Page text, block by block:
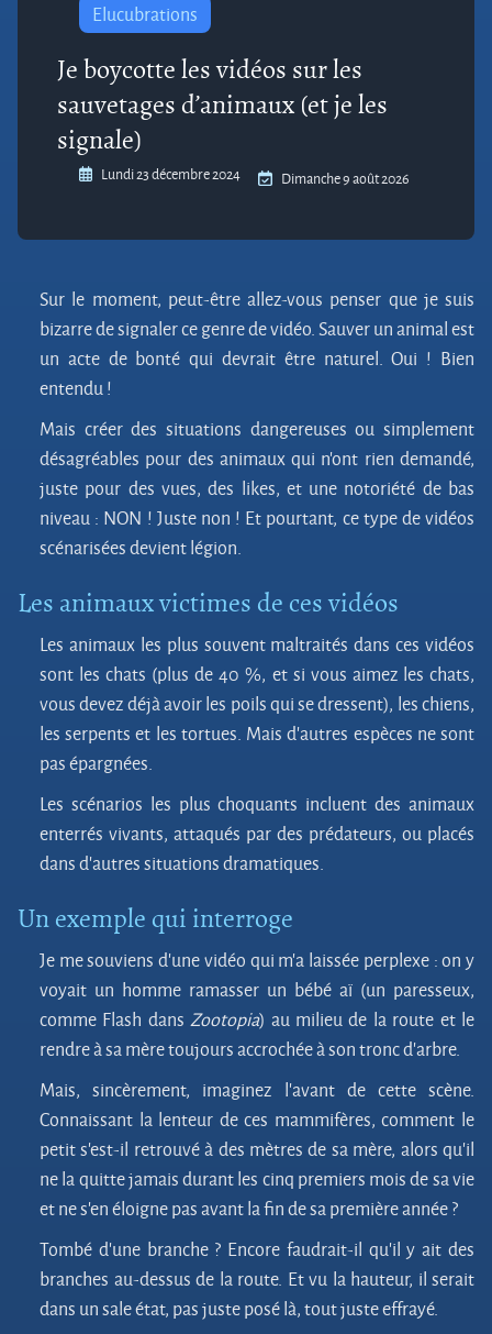
Elucubrations
Je boycotte les vidéos sur les
sauvetages d’animaux (et je les
signale)
Lundi 23 décembre 2024 Dimanche 9 août 2026
Sur le moment, peut-être allez-vous penser que je suis
bizarre de signaler ce genre de vidéo. Sauver un animal est
un acte de bonté qui devrait être naturel. Oui ! Bien
entendu !
Mais créer des situations dangereuses ou simplement
désagréables pour des animaux qui n’ont rien demandé,
juste pour des vues, des likes, et une notoriété de bas
niveau : NON ! Juste non ! Et pourtant, ce type de vidéos
scénarisées devient légion.
Les animaux victimes de ces vidéos
Les animaux les plus souvent maltraités dans ces vidéos
sont les chats (plus de 40 %, et si vous aimez les chats,
vous devez déjà avoir les poils qui se dressent), les chiens,
les serpents et les tortues. Mais d'autres espèces ne sont
pas épargnées.
Les scénarios les plus choquants incluent des animaux
enterrés vivants, attaqués par des prédateurs, ou placés
dans d’autres situations dramatiques.
Un exemple qui interroge
Je me souviens d’une vidéo qui m’a laissée perplexe : on y
voyait un homme ramasser un bébé aï (un paresseux,
comme Flash dansZootopia) au milieu de la route et le
rendre à sa mère toujours accrochée à son tronc d’arbre.
Mais, sincèrement, imaginez l’avant de cette scène.
Connaissant la lenteur de ces mammifères, comment le
petit s’est-il retrouvé à des mètres de sa mère, alors qu’il
ne la quitte jamais durant les cinq premiers mois de sa vie
et ne s’en éloigne pas avant la fin de sa première année ?
Tombé d’une branche ? Encore faudrait-il qu’il y ait des
branches au-dessus de la route. Et vu la hauteur, il serait
dans un sale état, pas juste posé là, tout juste effrayé.